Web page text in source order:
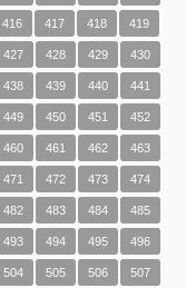
416 417 418 419
427 428 429 430
438 439 440 441
449 450 451 452
460 461 462 463
471 472 473 474
482 483 484 485
493 494 495 496
504 505 506 507